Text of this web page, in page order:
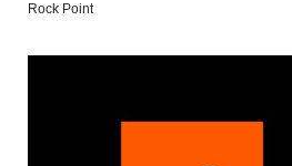
Rock Point